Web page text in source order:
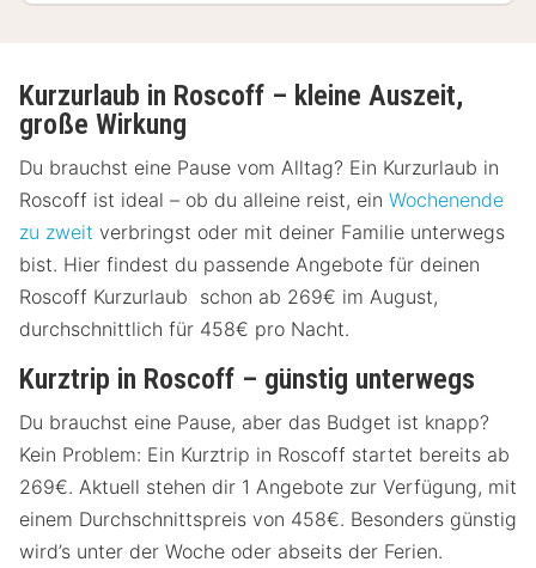
Kurzurlaub in Roscoff – kleine Auszeit,
große Wirkung
Du brauchst eine Pause vom Alltag? Ein Kurzurlaub in
Roscoff ist ideal – ob du alleine reist, ein Wochenende
zu zweit verbringst oder mit deiner Familie unterwegs
bist. Hier findest du passende Angebote für deinen
Roscoff Kurzurlaub schon ab 269€ im August,
durchschnittlich für 458€ pro Nacht.
Kurztrip in Roscoff – günstig unterwegs
Du brauchst eine Pause, aber das Budget ist knapp?
Kein Problem: Ein Kurztrip in Roscoff startet bereits ab
269€. Aktuell stehen dir 1 Angebote zur Verfügung, mit
einem Durchschnittspreis von 458€. Besonders günstig
wird’s unter der Woche oder abseits der Ferien.